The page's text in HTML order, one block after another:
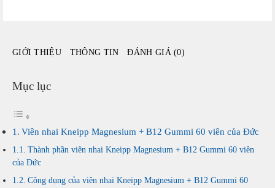
xôi
Đức
lượng
GIỚI THIỆU THÔNG TIN ĐÁNH GIÁ (0)
Mục lục
Viên nhai Kneipp Magnesium + B12 Gummi 60 viên của Đức
Thành phần viên nhai Kneipp Magnesium + B12 Gummi 60 viên
của Đức
Công dụng của viên nhai Kneipp Magnesium + B12 Gummi 60